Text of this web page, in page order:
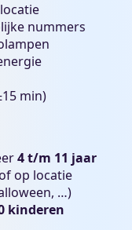
nummers
min)
4 t/m 11 jaar
op locatie
…)
kinderen